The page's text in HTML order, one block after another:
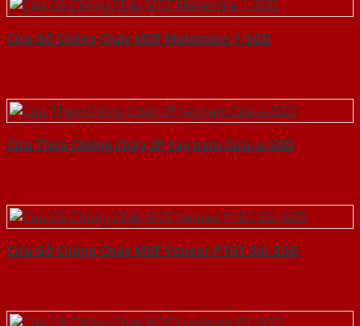
Cửa Gỗ Chống Cháy MDF Melamine 1-SGD
Cửa Thép Chống Cháy 2P tay nam Cửa-a-SGD
Cửa Gỗ Chống Cháy MDF Veneer P1G1 Sồi-SGD